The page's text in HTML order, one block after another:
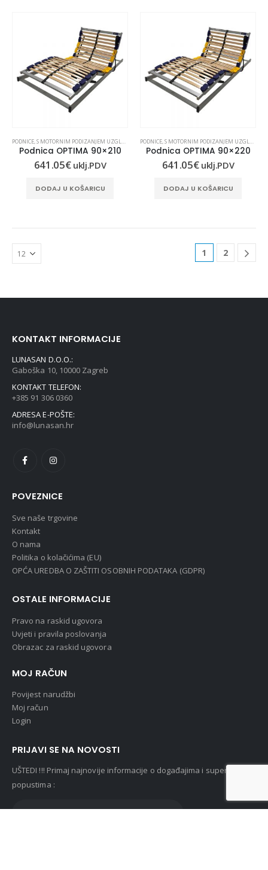
PODNICE S MOTORNIM PODIZANJEM UZGLAVLJA I UZNOŽJA
Podnica OPTIMA 90×210
641.05€ uklj.PDV
DODAJ U KOŠARICU
PODNICE S MOTORNIM PODIZANJEM UZGLAVLJA I UZNOŽJA
Podnica OPTIMA 90×220
641.05€ uklj.PDV
DODAJ U KOŠARICU
1 2
KONTAKT INFORMACIJE
LUNASAN D.O.O.:
Gaboška 10, 10000 Zagreb
KONTAKT TELEFON:
+385 91 306 0360
ADRESA E-POŠTE:
info@lunasan.hr
POVEZNICE
Sve naše trgovine
Kontakt
O nama
Politika o kolačićima (EU)
OPĆA UREDBA O ZAŠTITI OSOBNIH PODATAKA (GDPR)
OSTALE INFORMACIJE
Pravo na raskid ugovora
Uvjeti i pravila poslovanja
Obrazac za raskid ugovora
MOJ RAČUN
Povijest narudžbi
Moj račun
Login
PRIJAVI SE NA NOVOSTI
UŠTEDI !!! Primaj najnovije informacije o događajima i super
popustima :